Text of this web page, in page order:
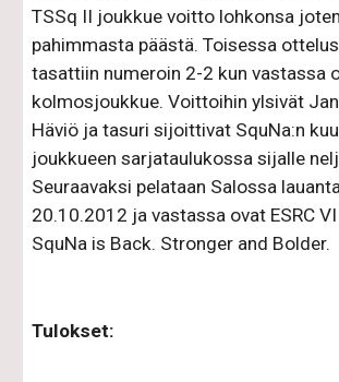
TSSq II joukkue voitto lohkonsa
pahimmasta päästä. Toisessa
tasattiin numeroin 2-2 kun vastassa
kolmosjoukkue. Voittoihin ylsivät
Häviö ja tasuri sijoittivat SquNa:n
joukkueen sarjataulukossa sijalle
Seuraavaksi pelataan Salossa
20.10.2012 ja vastassa ovat ESRC VI
SquNa is Back. Stronger and Bolder.
Tulokset: